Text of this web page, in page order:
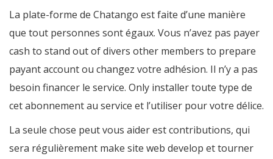
La plate-forme de Chatango est faite d’une manière
que tout personnes sont égaux. Vous n’avez pas payer
cash to stand out of divers other members to prepare
payant account ou changez votre adhésion. Il n’y a pas
besoin financer le service. Only installer toute type de
cet abonnement au service et l’utiliser pour votre délice.
La seule chose peut vous aider est contributions, qui
sera régulièrement make site web develop et tourner